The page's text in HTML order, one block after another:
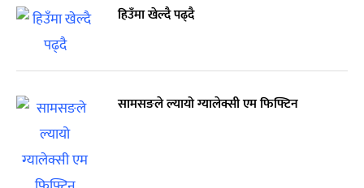
हिउँमा खेल्दै पढ्दै
सामसङले ल्यायो ग्यालेक्सी एम फिफ्टिन